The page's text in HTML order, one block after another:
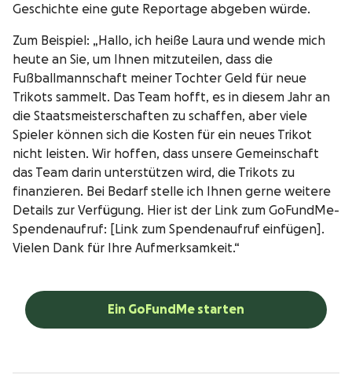
Geschichte eine gute Reportage abgeben würde.
Zum Beispiel: „Hallo, ich heiße Laura und wende mich
heute an Sie, um Ihnen mitzuteilen, dass die
Fußballmannschaft meiner Tochter Geld für neue
Trikots sammelt. Das Team hofft, es in diesem Jahr an
die Staatsmeisterschaften zu schaffen, aber viele
Spieler können sich die Kosten für ein neues Trikot
nicht leisten. Wir hoffen, dass unsere Gemeinschaft
das Team darin unterstützen wird, die Trikots zu
finanzieren. Bei Bedarf stelle ich Ihnen gerne weitere
Details zur Verfügung. Hier ist der Link zum GoFundMe-
Spendenaufruf: [Link zum Spendenaufruf einfügen].
Vielen Dank für Ihre Aufmerksamkeit.“
Ein GoFundMe starten